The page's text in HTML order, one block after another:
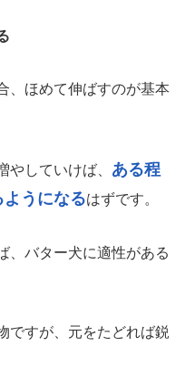
、ほめて伸ばすのが基本
やしていけば、 ある程
うになるはずです。
、バター犬に適性がある
ですが、元をたどれば鋭